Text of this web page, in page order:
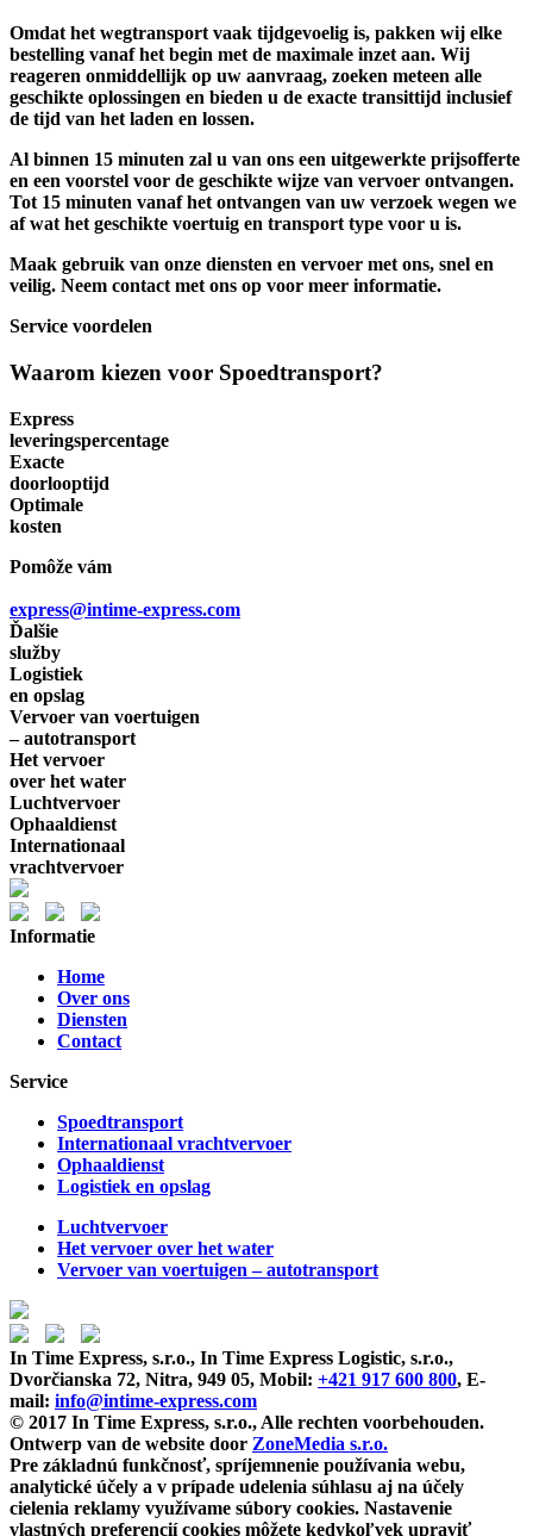
Omdat het wegtransport vaak tijdgevoelig is, pakken wij elke
bestelling vanaf het begin met de maximale inzet aan. Wij
reageren onmiddellijk op uw aanvraag, zoeken meteen alle
geschikte oplossingen en bieden u de exacte transittijd inclusief
de tijd van het laden en lossen.
Al binnen 15 minuten zal u van ons een uitgewerkte prijsofferte
en een voorstel voor de geschikte wijze van vervoer ontvangen.
Tot 15 minuten vanaf het ontvangen van uw verzoek wegen we
af wat het geschikte voertuig en transport type voor u is.
Maak gebruik van onze diensten en vervoer met ons, snel en
veilig. Neem contact met ons op voor meer informatie.
Service voordelen
Waarom kiezen voor Spoedtransport?
Express
leveringspercentage
Exacte
doorlooptijd
Optimale
kosten
Pomôže vám
express@intime-express.com
Ďalšie
služby
Logistiek
en opslag
Vervoer van voertuigen
– autotransport
Het vervoer
over het water
Luchtvervoer
Ophaaldienst
Internationaal
vrachtvervoer
Informatie
Home
Over ons
Diensten
Contact
Service
Spoedtransport
Internationaal vrachtvervoer
Ophaaldienst
Logistiek en opslag
Luchtvervoer
Het vervoer over het water
Vervoer van voertuigen – autotransport
In Time Express, s.r.o., In Time Express Logistic, s.r.o.,
Dvorčianska 72, Nitra, 949 05, Mobil: +421 917 600 800, E-
mail: info@intime-express.com
© 2017 In Time Express, s.r.o., Alle rechten voorbehouden.
Ontwerp van de website door ZoneMedia s.r.o.
Pre základnú funkčnosť, spríjemnenie používania webu,
analytické účely a v prípade udelenia súhlasu aj na účely
cielenia reklamy využívame súbory cookies. Nastavenie
vlastných preferencií cookies môžete kedykoľvek upraviť